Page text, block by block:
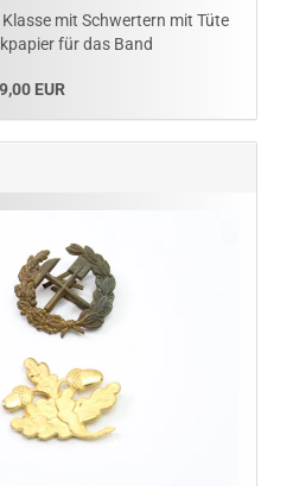
mit Schwertern mit Tüte
für das Band
EUR